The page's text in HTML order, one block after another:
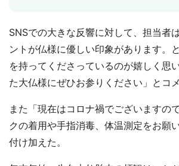
SNSでの大きな反響に対して、担当者
ントが仏様に優しい印象があります。
を持ってくださっているのが嬉しく思
た大仏様にぜひお参りください」とコメ
また「現在はコロナ禍でございますの
クの着用や手指消毒、体温測定をお願
付け加えた。